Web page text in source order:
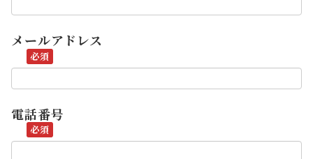
メールアドレス
電話番号